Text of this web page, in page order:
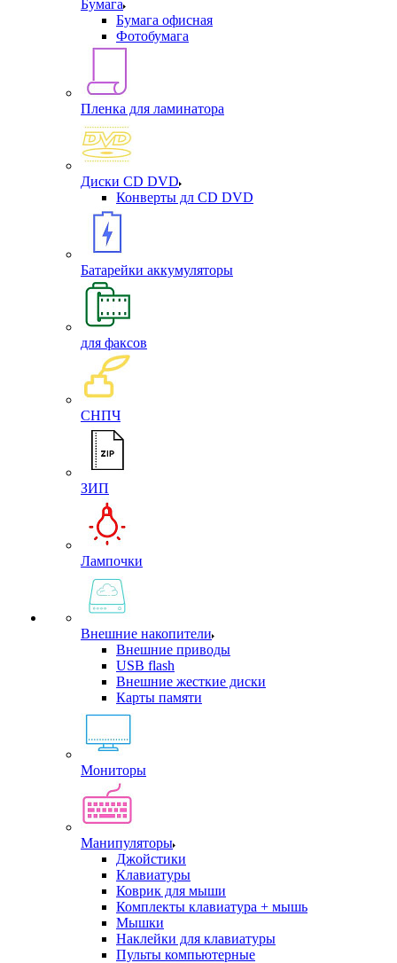
Бумага
Бумага офисная
Фотобумага
Пленка для ламинатора
Диски CD DVD
Конверты дл CD DVD
Батарейки аккумуляторы
для факсов
СНПЧ
ЗИП
Лампочки
Внешние накопители
Внешние приводы
USB flash
Внешние жесткие диски
Карты памяти
Мониторы
Манипуляторы
Джойстики
Клавиатуры
Коврик для мыши
Комплекты клавиатура + мышь
Мышки
Наклейки для клавиатуры
Пульты компьютерные